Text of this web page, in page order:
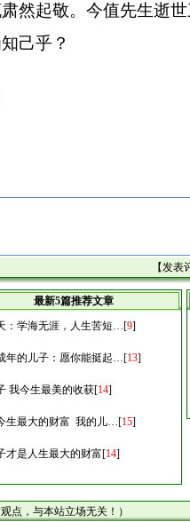
然起敬。今值先生逝
己乎？
【发表
最新5篇推荐文章
：学海无涯，人生苦短…[9]
年的儿子：愿你能挺起…[13]
我今生最美的收获[14]
生最大的财富 我的儿…[15]
才是人生最大的财富[14]
点，与本站立场无关！）